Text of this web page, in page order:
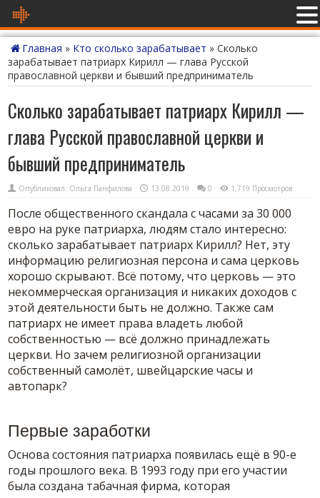
Главная » Кто сколько зарабатывает »Сколько
зарабатывает патриарх Кирилл — глава Русской
православной церкви и бывший предприниматель
Сколько зарабатывает патриарх Кирилл —
глава Русской православной церкви и
бывший предприниматель
Опубликовал: Ольга Панфилова 13.08.2019 0 1,719 Просмотров
После общественного скандала с часами за 30 000
евро на руке патриарха, людям стало интересно:
сколько зарабатывает патриарх Кирилл? Нет, эту
информацию религиозная персона и сама церковь
хорошо скрывают. Всё потому, что церковь — это
некоммерческая организация и никаких доходов с
этой деятельности быть не должно. Также сам
патриарх не имеет права владеть любой
собственностью — всё должно принадлежать
церкви. Но зачем религиозной организации
собственный самолёт, швейцарские часы и
автопарк?
Первые заработки
Основа состояния патриарха появилась ещё в 90-е
годы прошлого века. В 1993 году при его участии
была создана табачная фирма, которая